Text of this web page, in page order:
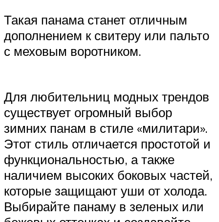
Такая панама станет отличным
дополнением к свитеру или пальто
с меховым воротником.
Для любительниц модных трендов
существует огромный выбор
зимних панам в стиле «милитари».
Этот стиль отличается простотой и
функциональностью, а также
наличием высоких боковых частей,
которые защищают уши от холода.
Выбирайте панаму в зеленых или